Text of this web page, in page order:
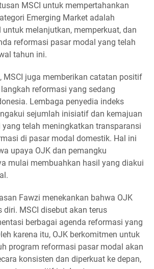
MSCI untuk mempertahankan
Emerging Market adalah
melanjutkan, memperkuat, dan
reformasi pasar modal yang telah
tahun ini.
MSCI juga memberikan catatan positif
reformasi yang sedang
Lembaga penyedia indeks
sejumlah inisiatif dan kemajuan
telah meningkatkan transparansi
di pasar modal domestik. Hal ini
upaya OJK dan pemangku
mulai membuahkan hasil yang diakui
Fawzi menekankan bahwa OJK
diri. MSCI disebut akan terus
berbagai agenda reformasi yang
karena itu, OJK berkomitmen untuk
program reformasi pasar modal akan
konsisten dan diperkuat ke depan,